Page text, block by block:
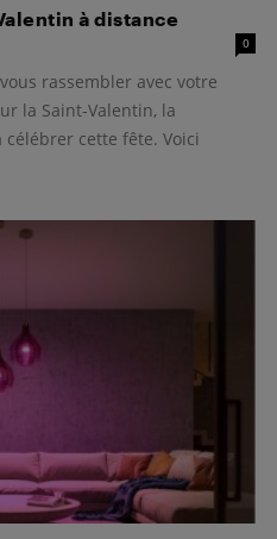
à distance
0
rassembler avec votre
la Saint-Valentin, la
cette fête. Voici